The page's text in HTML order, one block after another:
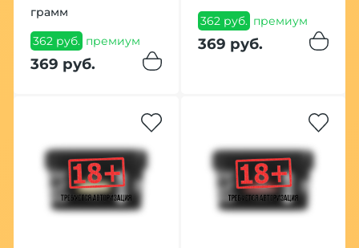
грамм
362 руб. премиум
369 руб.
362 руб. премиум
369 руб.